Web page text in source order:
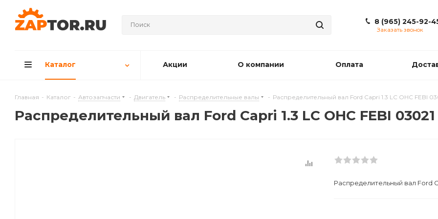
8 (965) 245-92-
Заказать звонок
Каталог Акции О компании Оплата
Главная - Каталог - Автозапчасти - Двигатель - Распределительные валы - Распределительный вал Ford Capri 1.3 LC OHC FEBI
Распределительный вал Ford Capri 1.3 LC OHC FEBI 03021
Распределительный вал Ford